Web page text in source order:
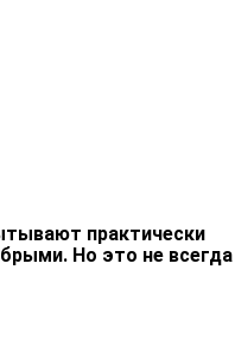
практически
Но это не всегда